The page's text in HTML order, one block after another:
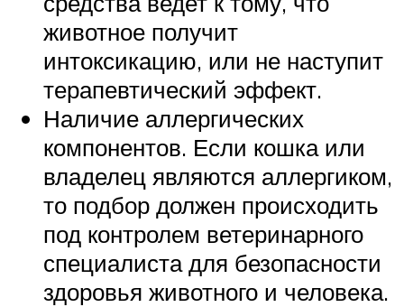
животное получит
интоксикацию, или не наступит
терапевтический эффект.
Наличие аллергических
компонентов. Если кошка или
владелец являются аллергиком,
то подбор должен происходить
под контролем ветеринарного
специалиста для безопасности
здоровья животного и человека.